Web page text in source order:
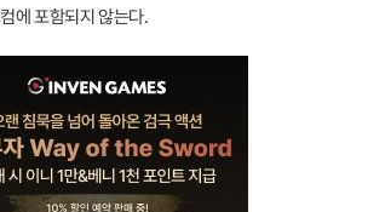
에 포함되지 않는다.